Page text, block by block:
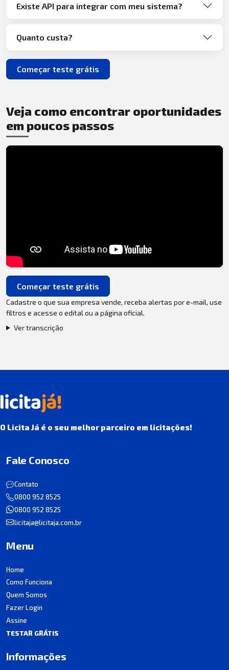
Existe API para integrar com meu sistema?
Quanto custa?
Começar teste grátis
Veja como encontrar oportunidades
em poucos passos
Começar teste grátis
Cadastre o que sua empresa vende, receba alertas por e-mail, use
filtros e acesse o edital ou a página oficial.
Ver transcrição
O Licita Já é o seu melhor parceiro em licitações!
Fale Conosco
Contato
0800 952 8525
0800 952 8525
licitaja@licitaja.com.br
Menu
Home
Como Funciona
Quem Somos
Fazer Login
Assine
TESTAR GRÁTIS
Informações